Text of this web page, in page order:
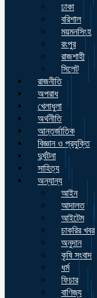
ঢাকা
বরিশাল
ময়মনসিংহ
রংপুর
রাজশাহী
সিলেট
রাজনীতি
অপরাধ
খেলাধুলা
অর্থনীতি
আন্তর্জাতিক
বিজ্ঞান ও প্রযুক্তি
দুর্ঘটনা
সাহিত্য
অন্যান্য
আইন
আদালত
আইটেম
চাকরির খবর
অনুদান
কৃষি সংবাদ
ধর্ম
ফিচার
বাণিজ্য